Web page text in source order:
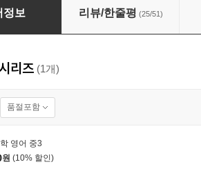
어 중1
정보 리뷰/한줄평 (25/51)
리즈 (1개)
품절포함
영어 중3
원 (10% 할인)